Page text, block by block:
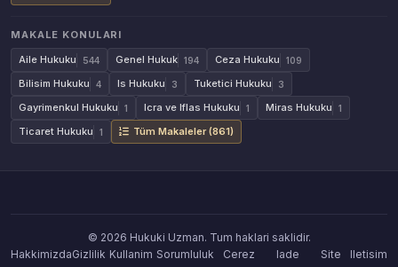
MAKALE KONULARI
Aile Hukuku
544 Genel Hukuk 194 Ceza Hukuku 109
Bilisim Hukuku 4 Is Hukuku 3 Tuketici Hukuku 3
Gayrimenkul Hukuku 1 Icra ve Iflas Hukuku 1 Miras Hukuku 1
Ticaret Hukuku 1 Tüm Makaleler (861)
© 2026 Hukuki Uzman. Tum haklari saklidir.
HakkimizdaGizlilik Kullanim Sorumluluk
Cerez
Iade
Site
Iletisim